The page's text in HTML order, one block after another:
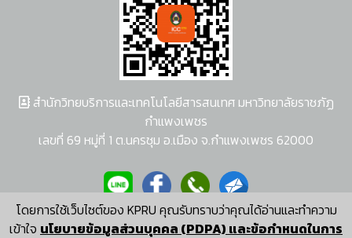
โดยการใช้เว็บไซต์ของ KPRU คุณรับทราบว่าคุณได้อ่านและทำความ
เข้าใจ นโยบายข้อมูลส่วนบุคคล (PDPA) และข้อกำหนดในการ
สำนักวิทยบริการและเทคโนโลยีสารสนเทศ มหาวิทยาลัยราชภัฏ
กำแพงเพชร
เลขที่ 69 หมู่ที่ 1 ต.นครชุม อ.เมือง จ.กำแพงเพชร 62000
ผู้พัฒนาระบบ อนุชา พวงผกา